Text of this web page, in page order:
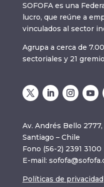
SOFOFA es una
lucro, que reúne a
vinculados al sector
Agrupa a cerca de
sectoriales y 21
Av. Andrés Bello
Santiago – Chile
Fono (56-2) 2391 3100
E-mail:
Políticas de privacidad